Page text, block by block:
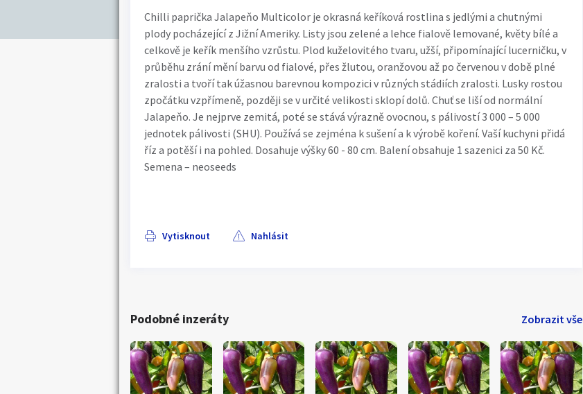
Chilli paprička Jalapeňo Multicolor je okrasná keříková rostlina s jedlými a chutnými
plody pocházející z Jižní Ameriky. Listy jsou zelené a lehce fialově lemované, květy bílé a
celkově je keřík menšího vzrůstu. Plod kuželovitého tvaru, užší, připomínající lucerničku, v
průběhu zrání mění barvu od fialové, přes žlutou, oranžovou až po červenou v době plné
zralosti a tvoří tak úžasnou barevnou kompozici v různých stádiích zralosti. Lusky rostou
zpočátku vzpřímeně, později se v určité velikosti sklopí dolů. Chuť se liší od normální
Jalapeňo. Je nejprve zemitá, poté se stává výrazně ovocnou, s pálivostí 3 000 – 5 000
jednotek pálivosti (SHU). Používá se zejména k sušení a k výrobě koření. Vaší kuchyni přidá
říz a potěší i na pohled. Dosahuje výšky 60 - 80 cm. Balení obsahuje 1 sazenici za 50 Kč.
Semena – neoseeds
Vytisknout Nahlásit
Podobné inzeráty Zobrazit vše